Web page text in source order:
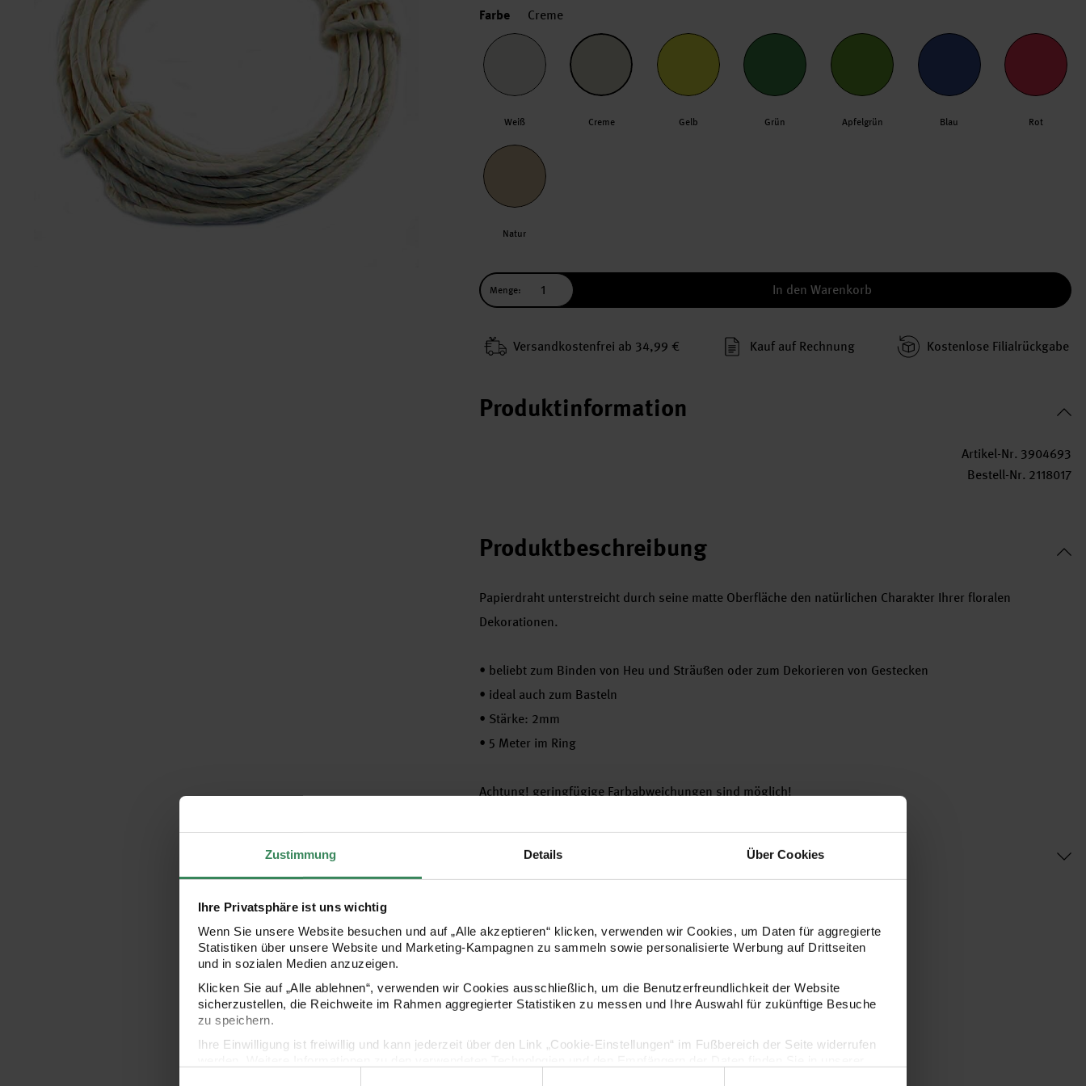
Zustimmung Details Über Cookies
Ihre Privatsphäre ist uns wichtig
Wenn Sie unsere Website besuchen und auf „Alle akzeptieren“ klicken, verwenden wir Cookies, um Daten für aggregierte
Statistiken über unsere Website und Marketing-Kampagnen zu sammeln sowie personalisierte Werbung auf Drittseiten
und in sozialen Medien anzuzeigen.
Klicken Sie auf „Alle ablehnen“, verwenden wir Cookies ausschließlich, um die Benutzerfreundlichkeit der Website
sicherzustellen, die Reichweite im Rahmen aggregierter Statistiken zu messen und Ihre Auswahl für zukünftige Besuche
zu speichern.
Ihre Einwilligung ist freiwillig und kann jederzeit über den Link „Cookie-Einstellungen“ im Fußbereich der Seite widerrufen
Farbe Creme
Weiß Creme Gelb Grün Apfelgrün Blau Rot
Natur
Menge: In den Warenkorb
Versand­kosten­frei ab 34,99 € Kauf auf Rechnung Kosten­lose Filial­rückgabe
Produktinformation
Artikel-Nr. 3904693
Bestell-Nr. 2118017
Produktbeschreibung
Papierdraht unterstreicht durch seine matte Oberfläche den natürlichen Charakter Ihrer floralen
Dekorationen.
• beliebt zum Binden von Heu und Sträußen oder zum Dekorieren von Gestecken
• ideal auch zum Basteln
• Stärke: 2mm
• 5 Meter im Ring
Achtung! geringfügige Farbabweichungen sind möglich!
Hersteller
Kaufempfehlung